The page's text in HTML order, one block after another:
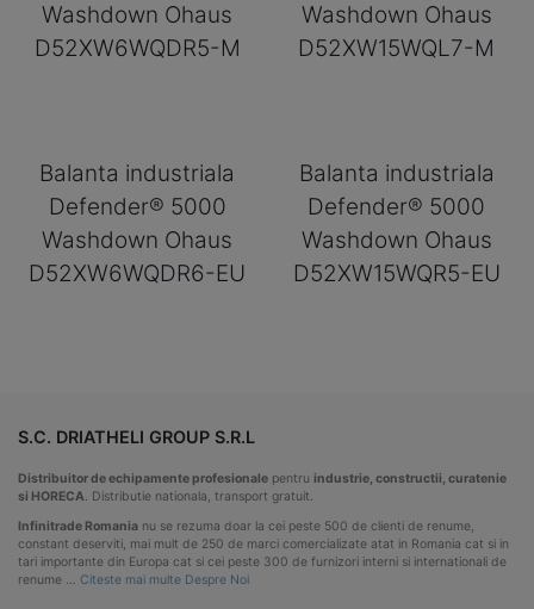
Washdown Ohaus
D52XW6WQDR5-M
Washdown Ohaus
D52XW15WQL7-M
Balanta industriala
Defender® 5000
Washdown Ohaus
D52XW6WQDR6-EU
Balanta industriala
Defender® 5000
Washdown Ohaus
D52XW15WQR5-EU
S.C. DRIATHELI GROUP S.R.L
Distribuitor de echipamente profesionale pentru industrie, constructii, curatenie
si HORECA . Distributie nationala, transport gratuit.
Infinitrade Romania nu se rezuma doar la cei peste 500 de clienti de renume,
constant deserviti, mai mult de 250 de marci comercializate atat in Romania cat si in
tari importante din Europa cat si cei peste 300 de furnizori interni si internationali de
renume … Citeste mai multe Despre Noi